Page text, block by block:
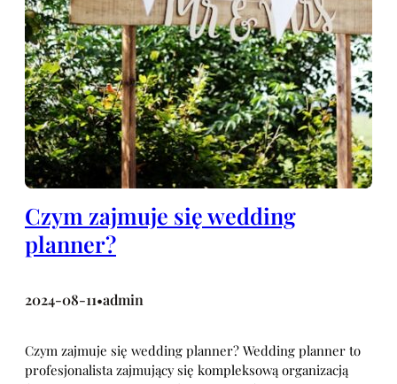
Czym zajmuje się wedding
planner?
2024-08-11•admin
Czym zajmuje się wedding planner? Wedding planner to
profesjonalista zajmujący się kompleksową organizacją